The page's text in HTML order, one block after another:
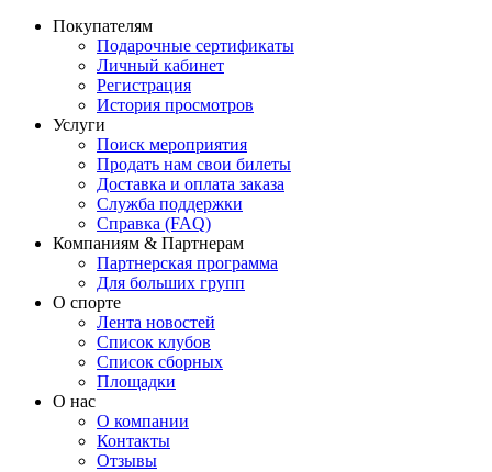
Покупателям
Подарочные сертификаты
Личный кабинет
Регистрация
История просмотров
Услуги
Поиск мероприятия
Продать нам свои билеты
Доставка и оплата заказа
Служба поддержки
Справка (FAQ)
Компаниям & Партнерам
Партнерская программа
Для больших групп
О спорте
Лента новостей
Список клубов
Список сборных
Площадки
О нас
О компании
Контакты
Отзывы